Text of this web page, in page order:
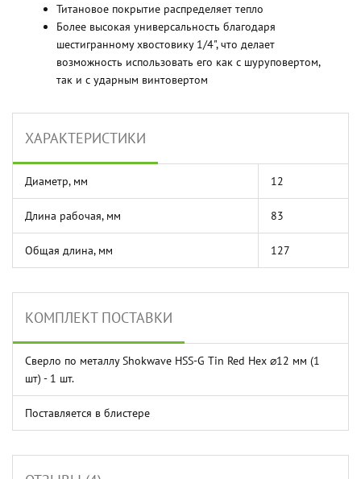
Титановое покрытие распределяет тепло
Более высокая универсальность благодаря
шестигранному хвостовику 1/4", что делает
возможность использовать его как с шуруповертом,
так и с ударным винтовертом
ХАРАКТЕРИСТИКИ
Диаметр, мм 12
Длина рабочая, мм 83
Общая длина, мм 127
КОМПЛЕКТ ПОСТАВКИ
Сверло по металлу Shokwave HSS-G Tin Red Hex ⌀12 мм (1
шт) - 1 шт.
Поставляется в блистере